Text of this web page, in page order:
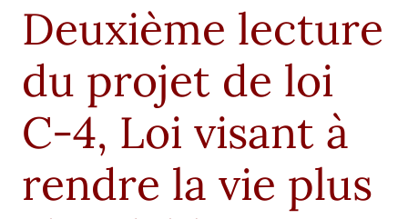
Deuxième lecture
du projet de loi
C-4, Loi visant à
rendre la vie plus